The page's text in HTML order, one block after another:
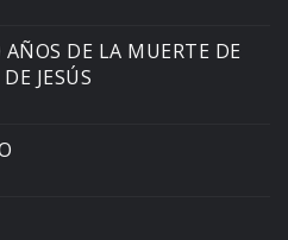
DE LA MUERTE DE
JESÚS